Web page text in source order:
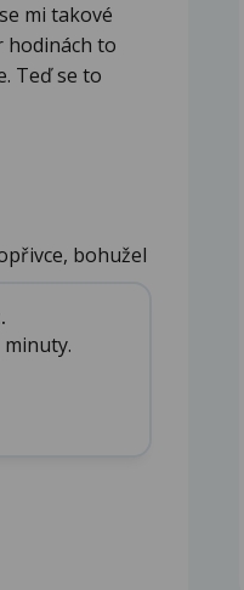
mi takové
hodinách to
Teď se to
bohužel